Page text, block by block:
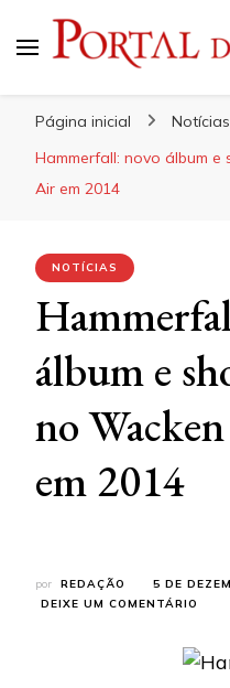
Página inicial
Notícias
Hammerfall: novo álbum
Air em 2014
NOTÍCIAS
álbum e
no
em 2014
por REDAÇÃO
5 DE
DEIXE UM COMENTÁRIO